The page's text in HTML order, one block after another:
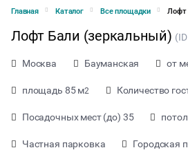
Главная Каталог Все площадки Лофт
Лофт Бали (зеркальный)
Москва Бауманская от
площадь 85 м2 Количество
Посадочных мест (до) 35
Частная парковка Городская